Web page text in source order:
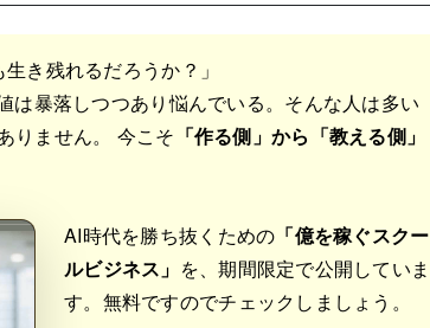
き残れるだろうか？」
は暴落しつつあり悩んでいる。そんな人は多い
りません。 今こそ 「作る側」から「教える側」
AI時代を勝ち抜くための 「億を稼ぐスクー
ルビジネス」 を、期間限定で公開していま
す。無料ですのでチェックしましょう。